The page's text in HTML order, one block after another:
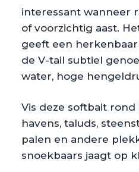
interessant wanneer
of voorzichtig aast.
geeft een
de V-tail subtiel
water, hoge
Vis deze softbait rond
havens, taluds,
palen en andere
snoekbaars jaagt op